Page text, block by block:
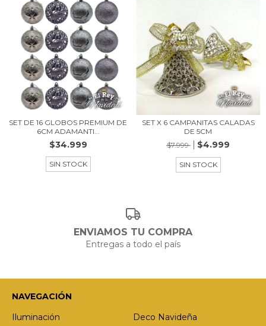
SET DE 16 GLOBOS PREMIUM DE
6CM ADAMANTI...
$34.999
SIN STOCK
SET X 6 CAMPANITAS CALADAS
DE 5CM
$7.999
$4.999
SIN STOCK
ENVIAMOS TU COMPRA
Entregas a todo el país
NAVEGACIÓN
Iluminación
Deco Navideña